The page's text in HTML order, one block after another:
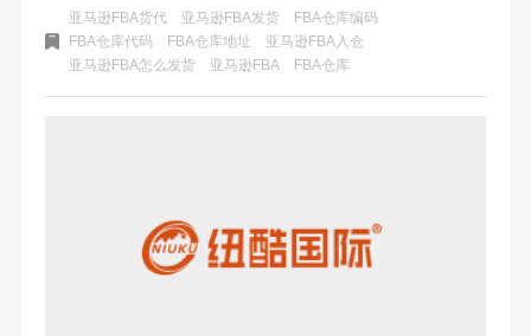
点。基于区域特性，卖家应采用分仓控制、成本优化与动态
调拨策略，结合SKU特性与销售周期，实现供应链全局最
优。
亚马逊FBA货代 亚马逊FBA发货
FBA仓库编码
FBA仓库代码
FBA仓库地址
亚马逊FBA入仓
亚马逊FBA怎么发货
​亚马逊FBA FBA仓库